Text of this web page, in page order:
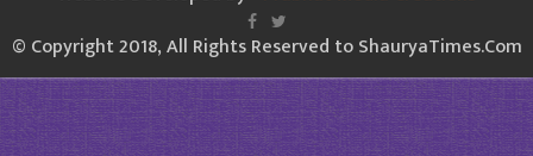
© Copyright 2018, All Rights Reserved to ShauryaTimes.Com